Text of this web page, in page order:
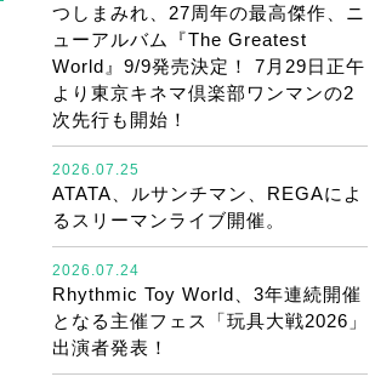
つしまみれ、27周年の最高傑作、ニ
ューアルバム『The Greatest
World』9/9発売決定！ 7月29日正午
より東京キネマ倶楽部ワンマンの2
次先行も開始！
2026.07.25
ATATA、ルサンチマン、REGAによ
るスリーマンライブ開催。
2026.07.24
Rhythmic Toy World、3年連続開催
となる主催フェス「玩具大戦2026」
出演者発表！